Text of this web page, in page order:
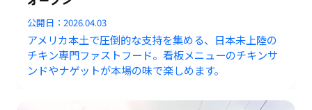
公開日：2026.04.03
アメリカ本土で圧倒的な支持を集める、日本未上陸の
チキン専門ファストフード。看板メニューのチキンサ
ンドやナゲットが本場の味で楽しめます。